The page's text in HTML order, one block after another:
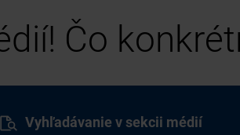
Čo
Vyhľadávanie v sekcii médií